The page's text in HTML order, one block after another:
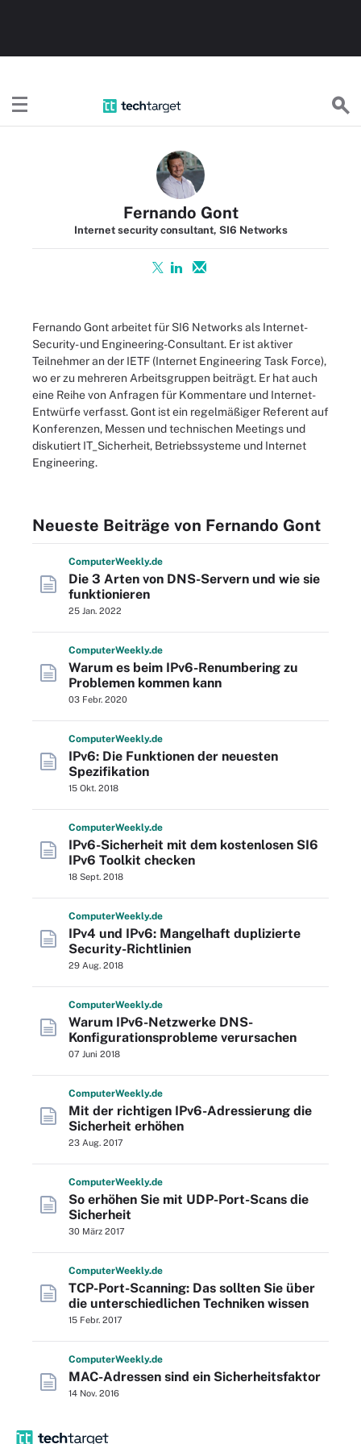
Fernando Gont
Internet security consultant, SI6 Networks
Fernando Gont arbeitet für SI6 Networks als Internet-
Security- und Engineering-Consultant. Er ist aktiver
Teilnehmer an der IETF (Internet Engineering Task Force),
wo er zu mehreren Arbeitsgruppen beiträgt. Er hat auch
eine Reihe von Anfragen für Kommentare und Internet-
Entwürfe verfasst. Gont ist ein regelmäßiger Referent auf
Konferenzen, Messen und technischen Meetings und
diskutiert IT_Sicherheit, Betriebssysteme und Internet
Engineering.
Neueste Beiträge von Fernando Gont
ComputerWeekly.de
Die 3 Arten von DNS-Servern und wie sie
funktionieren
25 Jan. 2022
ComputerWeekly.de
Warum es beim IPv6-Renumbering zu
Problemen kommen kann
03 Febr. 2020
ComputerWeekly.de
IPv6: Die Funktionen der neuesten
Spezifikation
15 Okt. 2018
ComputerWeekly.de
IPv6-Sicherheit mit dem kostenlosen SI6
IPv6 Toolkit checken
18 Sept. 2018
ComputerWeekly.de
IPv4 und IPv6: Mangelhaft duplizierte
Security-Richtlinien
29 Aug. 2018
ComputerWeekly.de
Warum IPv6-Netzwerke DNS-
Konfigurationsprobleme verursachen
07 Juni 2018
ComputerWeekly.de
Mit der richtigen IPv6-Adressierung die
Sicherheit erhöhen
23 Aug. 2017
ComputerWeekly.de
So erhöhen Sie mit UDP-Port-Scans die
Sicherheit
30 März 2017
ComputerWeekly.de
TCP-Port-Scanning: Das sollten Sie über
die unterschiedlichen Techniken wissen
15 Febr. 2017
ComputerWeekly.de
MAC-Adressen sind ein Sicherheitsfaktor
14 Nov. 2016